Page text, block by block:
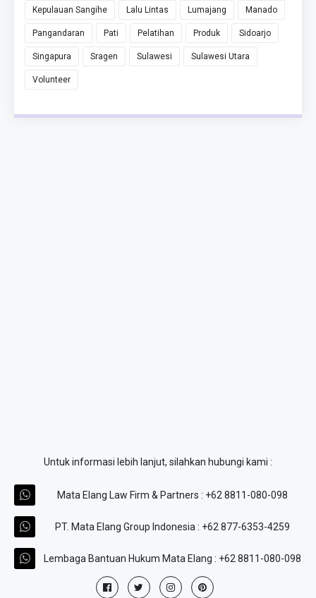
Kepulauan Sangihe Lalu Lintas Lumajang Manado
Pangandaran Pati Pelatihan Produk Sidoarjo
Singapura Sragen Sulawesi Sulawesi Utara
Volunteer
Untuk informasi lebih lanjut, silahkan hubungi kami :
Mata Elang Law Firm & Partners : +62 8811-080-098
PT. Mata Elang Group Indonesia : +62 877-6353-4259
Lembaga Bantuan Hukum Mata Elang : +62 8811-080-098